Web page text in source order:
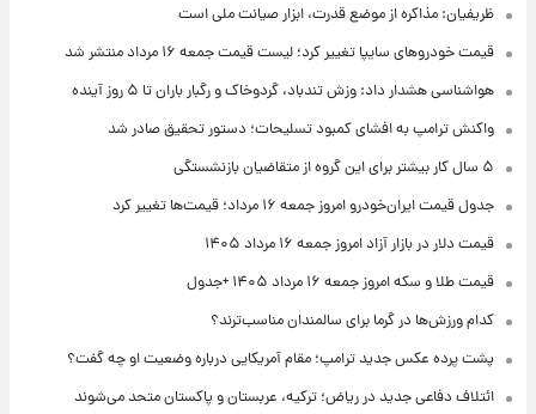
ظریفیان: مذاکره از موضع قدرت، ابزار صیانت ملی است
قیمت خودروهای سایپا تغییر کرد؛ لیست قیمت جمعه ۱۶ مرداد منتشر شد
هواشناسی هشدار داد: وزش تندباد، گردوخاک و رگبار باران تا ۵ روز آینده
واکنش ترامپ به افشای کمبود تسلیحات؛ دستور تحقیق صادر شد
۵ سال کار بیشتر برای این گروه از متقاضیان بازنشستگی
جدول قیمت ایران‌خودرو امروز جمعه ۱۶ مرداد؛ قیمت‌ها تغییر کرد
قیمت دلار در بازار آزاد امروز جمعه ۱۶ مرداد ۱۴۰۵
قیمت طلا و سکه امروز جمعه ۱۶ مرداد ۱۴۰۵ +جدول
کدام ورزش‌ها در گرما برای سالمندان مناسب‌ترند؟
پشت پرده عکس جدید ترامپ؛ مقام آمریکایی درباره وضعیت او چه گفت؟
ائتلاف دفاعی جدید در ریاض؛ ترکیه، عربستان و پاکستان متحد می‌شوند